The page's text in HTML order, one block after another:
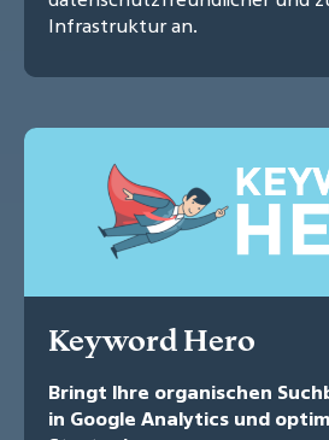
Infrastruktur an.
Keyword Hero
Bringt Ihre organischen
in Google Analytics und